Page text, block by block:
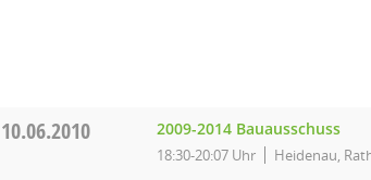
10.06.2010 2009-2014 Bauausschuss
18:30-20:07 Uhr Heidenau,